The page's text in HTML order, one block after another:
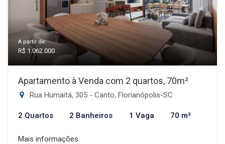
A partir de:
R$ 1.062.000
Apartamento à Venda com 2 quartos, 70m²
Rua Humaitá, 305 - Canto, Florianópolis-SC
2 Quartos 2 Banheiros 1 Vaga 70 m²
Mais informações